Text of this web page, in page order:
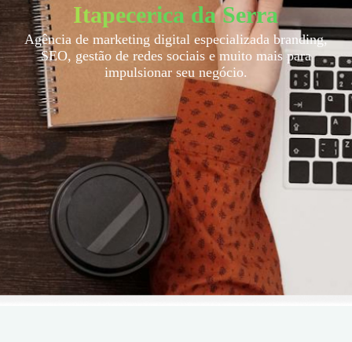
Itapecerica da Serra
Agência de marketing digital especializada branding,
SEO, gestão de redes sociais e muito mais para
impulsionar seu negócio.